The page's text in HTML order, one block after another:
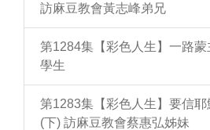
訪麻豆教會黃志峰弟兄
第1284集【彩色人生】一路
學生
第1283集【彩色人生】要信
(下) 訪麻豆教會蔡惠弘姊妹